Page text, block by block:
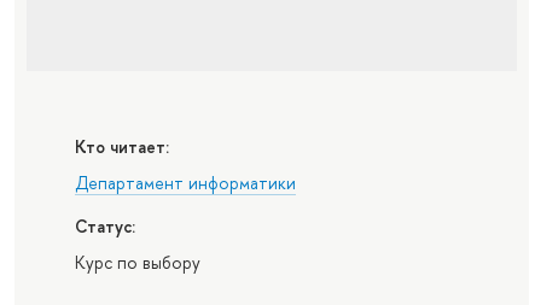
Кто читает:
Департамент информатики
Статус:
Курс по выбору